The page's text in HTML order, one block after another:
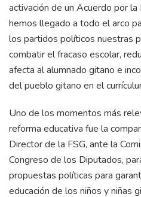
activación de un Acuerdo por la
hemos llegado a todo el arco
los partidos políticos nuestras
combatir el fracaso escolar,
afecta al alumnado gitano e
del pueblo gitano en el
Uno de los momentos más
reforma educativa fue la
Director de la FSG, ante la
Congreso de los Diputados,
propuestas políticas para
educación de los niños y niñas